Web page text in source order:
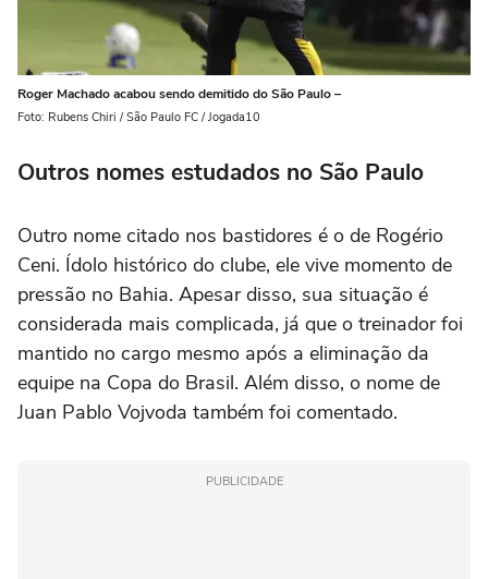
Roger Machado acabou sendo demitido do São Paulo –
Foto: Rubens Chiri / São Paulo FC / Jogada10
Outros nomes estudados no São Paulo
Outro nome citado nos bastidores é o de Rogério
Ceni. Ídolo histórico do clube, ele vive momento de
pressão no Bahia. Apesar disso, sua situação é
considerada mais complicada, já que o treinador foi
mantido no cargo mesmo após a eliminação da
equipe na Copa do Brasil. Além disso, o nome de
Juan Pablo Vojvoda também foi comentado.
PUBLICIDADE